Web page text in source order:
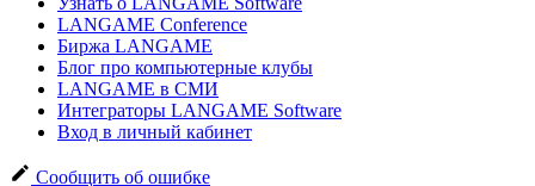
LANGAME Conference
Биржа LANGAME
Блог про компьютерные клубы
LANGAME в СМИ
Интеграторы LANGAME Software
Вход в личный кабинет
Сообщить об ошибке